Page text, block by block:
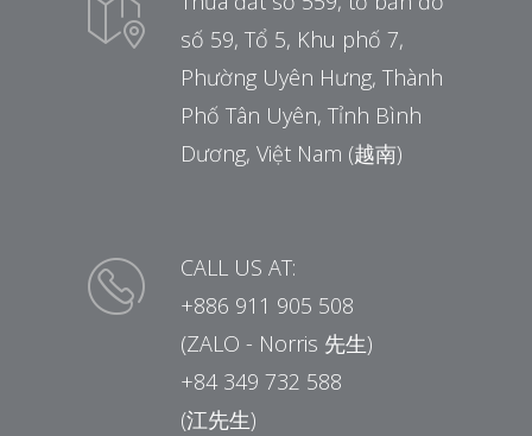
số 59, Tổ 5, Khu phố 7,
Phường Uyên Hưng, Thành
Phố Tân Uyên, Tỉnh Bình
Dương, Việt Nam (越南)
CALL US AT:
+886 911 905 508
(ZALO - Norris 先生)
+84 349 732 588
(江先生)